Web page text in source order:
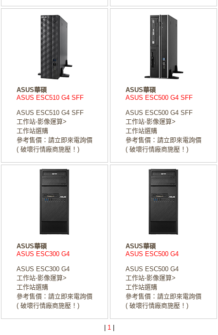
ASUS華碩
ASUS ESC510 G4 SFF
ASUS ESC510 G4 SFF
工作站-影像運算>
工作站選購
參考售價：請立即來電詢價
( 破壞行情廠商施壓！)
ASUS華碩
ASUS ESC500 G4 SFF
ASUS ESC500 G4 SFF
工作站-影像運算>
工作站選購
參考售價：請立即來電詢價
( 破壞行情廠商施壓！)
ASUS華碩
ASUS ESC300 G4
ASUS ESC300 G4
工作站-影像運算>
工作站選購
參考售價：請立即來電詢價
( 破壞行情廠商施壓！)
ASUS華碩
ASUS ESC500 G4
ASUS ESC500 G4
工作站-影像運算>
工作站選購
參考售價：請立即來電詢價
( 破壞行情廠商施壓！)
1|